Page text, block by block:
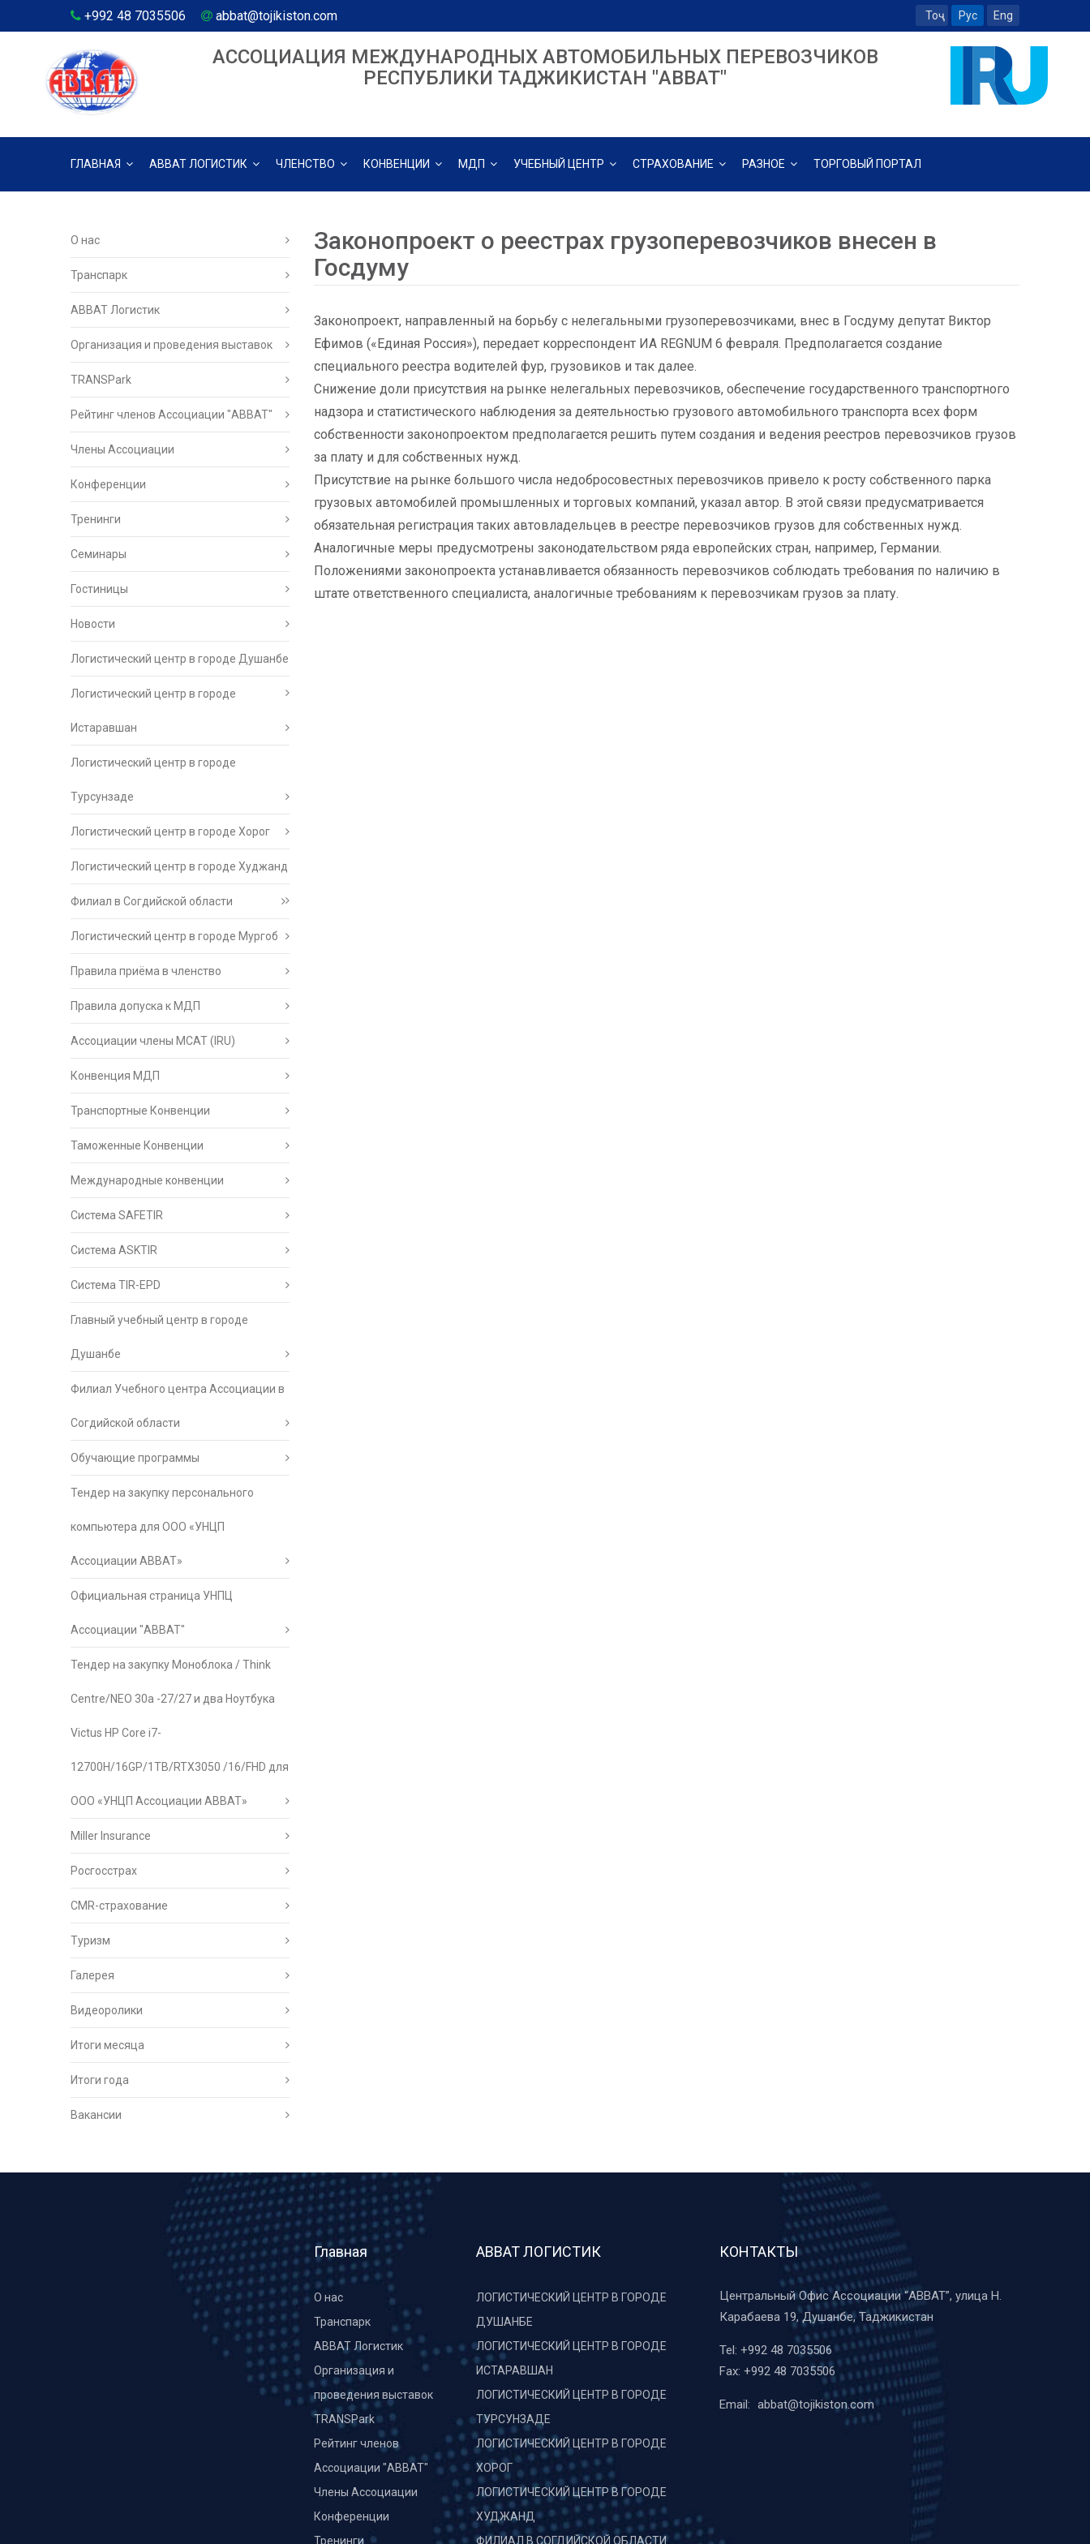
+992 48 7035506 abbat@tojikiston.com Тоҷ Рус Eng
АССОЦИАЦИЯ МЕЖДУНАРОДНЫХ АВТОМОБИЛЬНЫХ ПЕРЕВОЗЧИКОВ
РЕСПУБЛИКИ ТАДЖИКИСТАН "ABBAT"
ГЛАВНАЯ АВВАТ ЛОГИСТИК ЧЛЕНСТВО КОНВЕНЦИИ МДП УЧЕБНЫЙ ЦЕНТР СТРАХОВАНИЕ РАЗНОЕ ТОРГОВЫЙ ПОРТАЛ
О нас
Транспарк
ABBAT Логистик
Организация и проведения выставок
TRANSPark
Рейтинг членов Ассоциации "АВВАТ"
Члены Ассоциации
Конференции
Тренинги
Семинары
Гостиницы
Новости
Логистический центр в городе Душанбе
Логистический центр в городе
Истаравшан
Логистический центр в городе
Турсунзаде
Логистический центр в городе Хорог
Логистический центр в городе Худжанд
Филиал в Согдийской области
Логистический центр в городе Мургоб
Правила приёма в членство
Правила допуска к МДП
Ассоциации члены МСАТ (IRU)
Конвенция МДП
Транспортные Конвенции
Таможенные Конвенции
Международные конвенции
Система SAFETIR
Система ASKTIR
Система TIR-EPD
Главный учебный центр в городе
Душанбе
Филиал Учебного центра Ассоциации в
Согдийской области
Обучающие программы
Тендер на закупку персонального
компьютера для ООО «УНЦП
Ассоциации АВВАТ»
Официальная страница УНПЦ
Ассоциации "АВВАТ"
Тендер на закупку Моноблока / Think
Centre/NEO 30a -27/27 и два Ноутбука
Victus HP Core i7-
12700H/16GP/1TB/RTX3050 /16/FHD для
ООО «УНЦП Ассоциации АВВАТ»
Miller Insurance
Росгосстрах
CMR-страхование
Туризм
Галерея
Видеоролики
Итоги месяца
Итоги года
Вакансии
Законопроект о реестрах грузоперевозчиков внесен в
Госдуму
Законопроект, направленный на борьбу с нелегальными грузоперевозчиками, внес в Госдуму депутат Виктор
Ефимов («Единая Россия»), передает корреспондент ИА REGNUM 6 февраля. Предполагается создание
специального реестра водителей фур, грузовиков и так далее.
Снижение доли присутствия на рынке нелегальных перевозчиков, обеспечение государственного транспортного
надзора и статистического наблюдения за деятельностью грузового автомобильного транспорта всех форм
собственности законопроектом предполагается решить путем создания и ведения реестров перевозчиков грузов
за плату и для собственных нужд.
Присутствие на рынке большого числа недобросовестных перевозчиков привело к росту собственного парка
грузовых автомобилей промышленных и торговых компаний, указал автор. В этой связи предусматривается
обязательная регистрация таких автовладельцев в реестре перевозчиков грузов для собственных нужд.
Аналогичные меры предусмотрены законодательством ряда европейских стран, например, Германии.
Положениями законопроекта устанавливается обязанность перевозчиков соблюдать требования по наличию в
штате ответственного специалиста, аналогичные требованиям к перевозчикам грузов за плату.
Главная
О нас
Транспарк
ABBAT Логистик
Организация и
проведения выставок
TRANSPark
Рейтинг членов
Ассоциации "АВВАТ"
Члены Ассоциации
Конференции
Тренинги
АВВАТ ЛОГИСТИК
ЛОГИСТИЧЕСКИЙ ЦЕНТР В ГОРОДЕ
ДУШАНБЕ
ЛОГИСТИЧЕСКИЙ ЦЕНТР В ГОРОДЕ
ИСТАРАВШАН
ЛОГИСТИЧЕСКИЙ ЦЕНТР В ГОРОДЕ
ТУРСУНЗАДЕ
ЛОГИСТИЧЕСКИЙ ЦЕНТР В ГОРОДЕ
ХОРОГ
ЛОГИСТИЧЕСКИЙ ЦЕНТР В ГОРОДЕ
ХУДЖАНД
ФИЛИАЛ В СОГДИЙСКОЙ ОБЛАСТИ
КОНТАКТЫ
Центральный Офис Ассоциации “ABBAT”, улица Н.
Карабаева 19, Душанбе, Таджикистан
Tel: +992 48 7035506
Fax: +992 48 7035506
Email: abbat@tojikiston.com